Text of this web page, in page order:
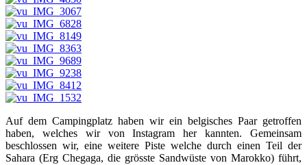
Auf dem Campingplatz haben wir ein belgisches Paar getroffen
haben, welches wir von Instagram her kannten. Gemeinsam
beschlossen wir, eine weitere Piste welche durch einen Teil der
Sahara (Erg Chegaga, die grösste Sandwüste von Marokko) führt,